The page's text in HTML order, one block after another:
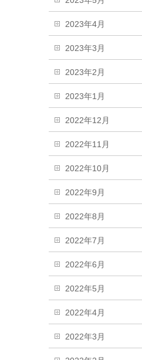
2023年4月
2023年3月
2023年2月
2023年1月
2022年12月
2022年11月
2022年10月
2022年9月
2022年8月
2022年7月
2022年6月
2022年5月
2022年4月
2022年3月